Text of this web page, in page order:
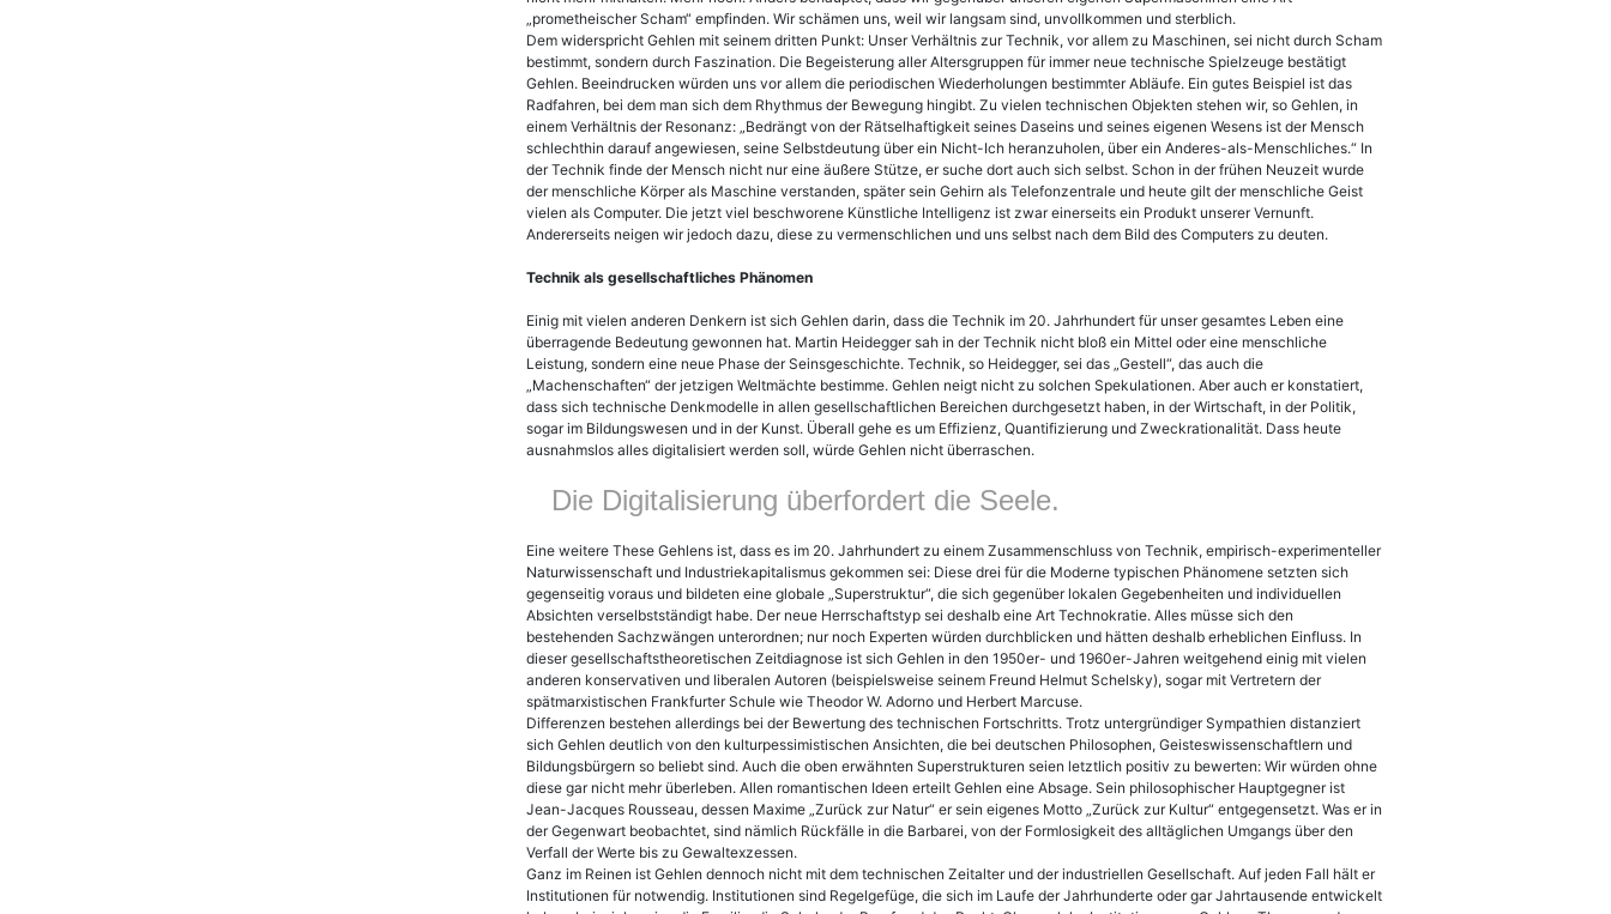
„prometheischer Scham“ empfinden. Wir schämen uns, weil wir langsam sind, unvollkommen und sterblich.
Dem widerspricht Gehlen mit seinem dritten Punkt: Unser Verhältnis zur Technik, vor allem zu Maschinen, sei nicht durch Scham
bestimmt, sondern durch Faszination. Die Begeisterung aller Altersgruppen für immer neue technische Spielzeuge bestätigt
Gehlen. Beeindrucken würden uns vor allem die periodischen Wiederholungen bestimmter Abläufe. Ein gutes Beispiel ist das
Radfahren, bei dem man sich dem Rhythmus der Bewegung hingibt. Zu vielen technischen Objekten stehen wir, so Gehlen, in
einem Verhältnis der Resonanz: „Bedrängt von der Rätselhaftigkeit seines Daseins und seines eigenen Wesens ist der Mensch
schlechthin darauf angewiesen, seine Selbstdeutung über ein Nicht-Ich heranzuholen, über ein Anderes-als-Menschliches.“ In
der Technik finde der Mensch nicht nur eine äußere Stütze, er suche dort auch sich selbst. Schon in der frühen Neuzeit wurde
der menschliche Körper als Maschine verstanden, später sein Gehirn als Telefonzentrale und heute gilt der menschliche Geist
vielen als Computer. Die jetzt viel beschworene Künstliche Intelligenz ist zwar einerseits ein Produkt unserer Vernunft.
Andererseits neigen wir jedoch dazu, diese zu vermenschlichen und uns selbst nach dem Bild des Computers zu deuten.
Technik als gesellschaftliches Phänomen
Einig mit vielen anderen Denkern ist sich Gehlen darin, dass die Technik im 20. Jahrhundert für unser gesamtes Leben eine
überragende Bedeutung gewonnen hat. Martin Heidegger sah in der Technik nicht bloß ein Mittel oder eine menschliche
Leistung, sondern eine neue Phase der Seinsgeschichte. Technik, so Heidegger, sei das „Gestell“, das auch die
„Machenschaften“ der jetzigen Weltmächte bestimme. Gehlen neigt nicht zu solchen Spekulationen. Aber auch er konstatiert,
dass sich technische Denkmodelle in allen gesellschaftlichen Bereichen durchgesetzt haben, in der Wirtschaft, in der Politik,
sogar im Bildungswesen und in der Kunst. Überall gehe es um Effizienz, Quantifizierung und Zweckrationalität. Dass heute
ausnahmslos alles digitalisiert werden soll, würde Gehlen nicht überraschen.
Die Digitalisierung überfordert die Seele.
Eine weitere These Gehlens ist, dass es im 20. Jahrhundert zu einem Zusammenschluss von Technik, empirisch-experimenteller
Naturwissenschaft und Industriekapitalismus gekommen sei: Diese drei für die Moderne typischen Phänomene setzten sich
gegenseitig voraus und bildeten eine globale „Superstruktur“, die sich gegenüber lokalen Gegebenheiten und indi­viduellen
Absichten verselbstständigt habe. Der neue Herrschaftstyp sei deshalb eine Art Technokratie. Alles müsse sich den
bestehenden Sachzwängen unterordnen; nur noch Experten würden durchblicken und hätten deshalb erheblichen Einfluss. In
dieser gesellschaftstheoretischen Zeitdiagnose ist sich Gehlen in den 1950er- und 1960er-Jahren weitgehend einig mit vielen
an­deren konservativen und liberalen Autoren (beispielsweise seinem Freund Helmut Schelsky), sogar mit Vertretern der
spätmarxistischen Frankfurter Schule wie Theodor W. Adorno und Herbert Marcuse.
Differenzen bestehen allerdings bei der Bewertung des technischen Fortschritts. Trotz untergründiger Sympathien distanziert
sich Gehlen deutlich von den kulturpessimistischen Ansichten, die bei deutschen Philosophen, Geisteswissenschaftlern und
Bildungsbürgern so beliebt sind. Auch die oben erwähnten Superstrukturen seien letztlich positiv zu bewerten: Wir würden ohne
diese gar nicht mehr überleben. Allen romantischen Ideen erteilt Gehlen eine Absage. Sein philosophischer Hauptgegner ist
Jean-Jacques Rousseau, dessen Maxime „Zurück zur Natur“ er sein eigenes Motto „Zurück zur Kultur“ entgegensetzt. Was er in
der Gegenwart beobachtet, sind nämlich Rückfälle in die Barbarei, von der Formlosigkeit des alltäglichen Umgangs über den
Verfall der Werte bis zu Gewaltexzessen.
Ganz im Reinen ist Gehlen dennoch nicht mit dem technischen Zeitalter und der industriellen Gesellschaft. Auf jeden Fall hält er
Institutionen für notwendig. Institutionen sind Regelgefüge, die sich im Laufe der Jahrhunderte oder gar Jahrtausende entwickelt